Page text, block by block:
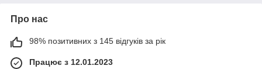
Про нас
98% позитивних з 145 відгуків за рік
Працює з 12.01.2023